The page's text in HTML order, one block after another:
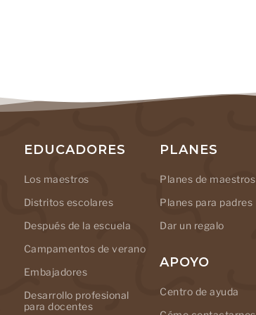
EDUCADORES
Los maestros
Distritos escolares
Después de la escuela
Campamentos de verano
Embajadores
Desarrollo profesional
para docentes
PLANES
Planes de maestros
Planes para padres
Dar un regalo
APOYO
Centro de ayuda